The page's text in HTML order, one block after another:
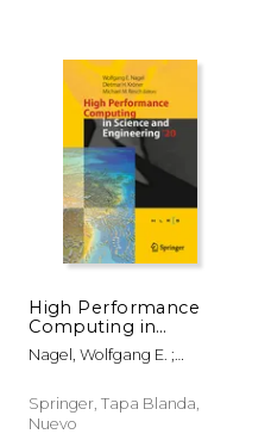
High Performance
Computing in
Science and
Engineering '20:
High Performance
Computing Center,
Nagel, Wolfgang E. ;
Michael M.
Springer, Tapa Blanda,
Nuevo